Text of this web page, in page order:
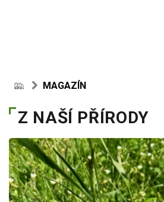
MAGAZÍN
Z NAŠÍ PŘÍRODY